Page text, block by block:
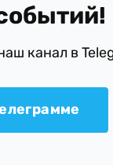
канал в